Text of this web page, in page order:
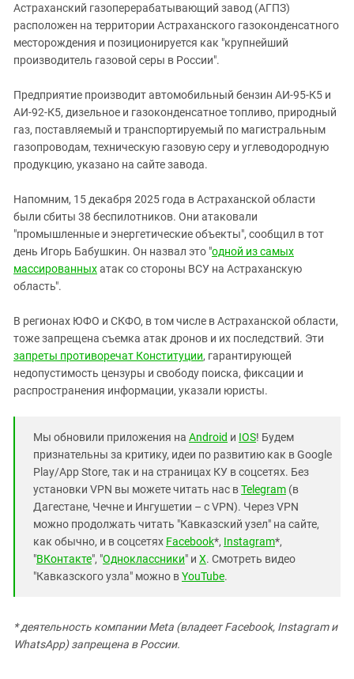
Астраханский газоперерабатывающий завод (АГПЗ)
расположен на территории Астраханского газоконденсатного
месторождения и позиционируется как "крупнейший
производитель газовой серы в России".
Предприятие производит автомобильный бензин АИ-95-К5 и
АИ-92-К5, дизельное и газоконденсатное топливо, природный
газ, поставляемый и транспортируемый по магистральным
газопроводам, техническую газовую серу и углеводородную
продукцию, указано на сайте завода.
Напомним, 15 декабря 2025 года в Астраханской области
были сбиты 38 беспилотников. Они атаковали
"промышленные и энергетические объекты", сообщил в тот
день Игорь Бабушкин. Он назвал это "одной из самых
массированныхатак со стороны ВСУ на Астраханскую
область".
В регионах ЮФО и СКФО, в том числе в Астраханской области,
тоже запрещена съемка атак дронов и их последствий. Эти
запреты противоречат Конституции, гарантирующей
недопустимость цензуры и свободу поиска, фиксации и
распространения информации, указали юристы.
Мы обновили приложения на Android и IOS! Будем
признательны за критику, идеи по развитию как в Google
Play/App Store, так и на страницах КУ в соцсетях. Без
установки VPN вы можете читать нас вTelegram (в
Дагестане, Чечне и Ингушетии – с VPN). Через VPN
можно продолжать читать "Кавказский узел" на сайте,
как обычно, и в соцсетях Facebook*, Instagram*,
"ВКонтакте", "Одноклассники" и X. Смотреть видео
"Кавказского узла" можно вYouTube.
* деятельность компании Meta (владеет Facebook, Instagram и
WhatsApp) запрещена в России.